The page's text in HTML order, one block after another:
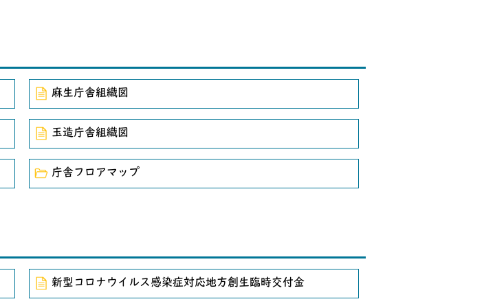
（午後9時55分確定）
麻生庁舎組織図
玉造庁舎組織図
庁舎フロアマップ
新型コロナウイルス感染症対応地方創生臨時交付金